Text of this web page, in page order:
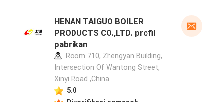
HENAN TAIGUO BOILER
PRODUCTS CO.,LTD. profil
pabrikan
Room 710, Zhengyan Building,
Intersection Of Wantong Street,
Xinyi Road ,China
5.0